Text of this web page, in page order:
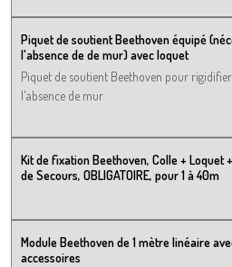
Piquet de soutient Beethoven équipé
l'absence de de mur) avec loquet
Piquet de soutient Beethoven pour
l'absence de mur
Kit de fixation Beethoven, Colle + Loquet
de Secours, OBLIGATOIRE, pour 1 à 40m
Module Beethoven de 1 mètre linéaire
accessoires